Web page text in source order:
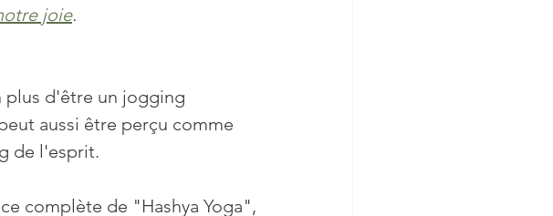
gluten Psychologie
joie.
plus d'être un jogging
aussi être perçu comme
de l'esprit.